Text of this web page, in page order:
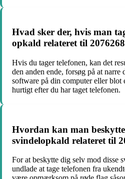
Hvad sker der, hvis man
opkald relateret til
Hvis du tager telefonen, kan det
den anden ende, forsøg på at
software på din computer eller blot
hurtigt efter du har taget telefonen.
Hvordan kan man
svindelopkald relateret til
For at beskytte dig selv mod disse
undlade at tage telefonen fra